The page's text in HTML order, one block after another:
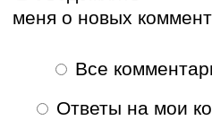
меня о новых
Все
Ответы на мои